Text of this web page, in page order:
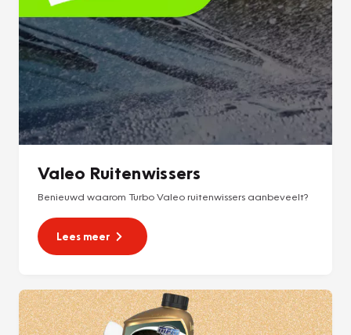
Valeo Ruitenwissers
Benieuwd waarom Turbo Valeo ruitenwissers aanbeveelt?
Lees meer